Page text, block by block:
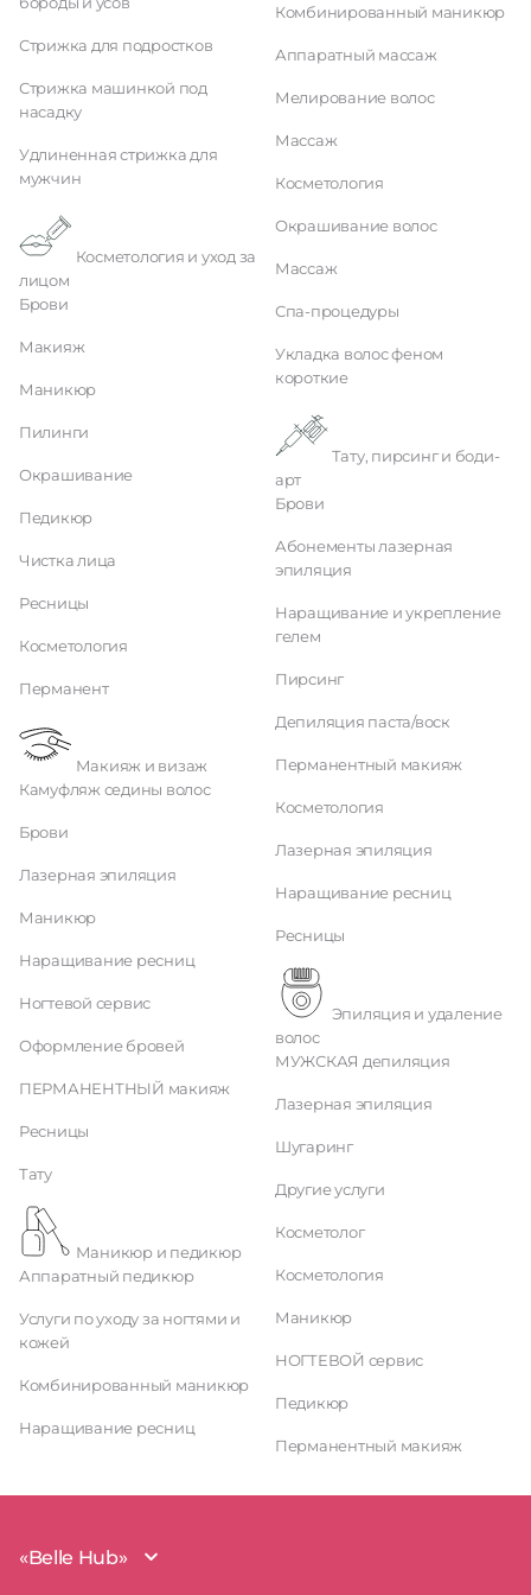
Стрижка для подростков
Стрижка машинкой под
насадку
Удлиненная стрижка для
мужчин
лицом
Брови
Макияж
Маникюр
Пилинги
Окрашивание
Педикюр
Чистка лица
Ресницы
Косметология
Перманент
Макияж и визаж
Камуфляж седины волос
Брови
Лазерная эпиляция
Маникюр
Наращивание ресниц
Ногтевой сервис
Оформление бровей
ПЕРМАНЕНТНЫЙ макияж
Ресницы
Тату
Маникюр и педикюр
Аппаратный педикюр
Услуги по уходу за ногтями и
кожей
Комбинированный маникюр
Наращивание ресниц
Комбинированный маникюр
Аппаратный массаж
Мелирование волос
Массаж
Косметология
Окрашивание волос
Массаж
Спа-процедуры
Укладка волос феном
короткие
арт
Брови
Абонементы лазерная
эпиляция
Наращивание и укрепление
гелем
Пирсинг
Депиляция паста/воск
Перманентный макияж
Косметология
Лазерная эпиляция
Наращивание ресниц
Ресницы
волос
МУЖСКАЯ депиляция
Лазерная эпиляция
Шугаринг
Другие услуги
Косметолог
Косметология
Маникюр
НОГТЕВОЙ сервис
Педикюр
Перманентный макияж
«Belle Hub»